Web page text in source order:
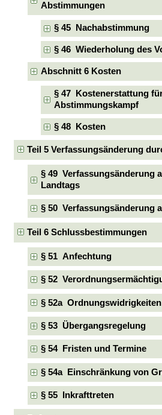
Abstimmungen
§ 45 Nachabstimmung
§ 46 Wiederholung des
Abschnitt 6 Kosten
§ 47 Kostenerstattung
Abstimmungskampf
§ 48 Kosten
Teil 5 Verfassungsänderung
§ 49 Verfassungsänderung
Landtags
§ 50 Verfassungsänderung
Teil 6 Schlussbestimmungen
§ 51 Anfechtung
§ 52
§ 52a Ordnungswidrigkeiten
§ 53 Übergangsregelung
§ 54 Fristen und Termine
§ 54a Einschränkung von
§ 55 Inkrafttreten